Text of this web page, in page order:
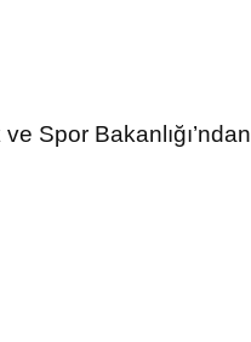
Spor Bakanlığı’ndan